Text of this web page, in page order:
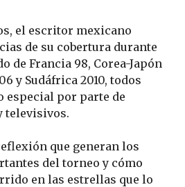
el escritor mexicano
de su cobertura durante
de Francia 98, Corea-Japón
y Sudáfrica 2010, todos
especial por parte de
televisivos.
que generan los
del torneo y cómo
en las estrellas que lo